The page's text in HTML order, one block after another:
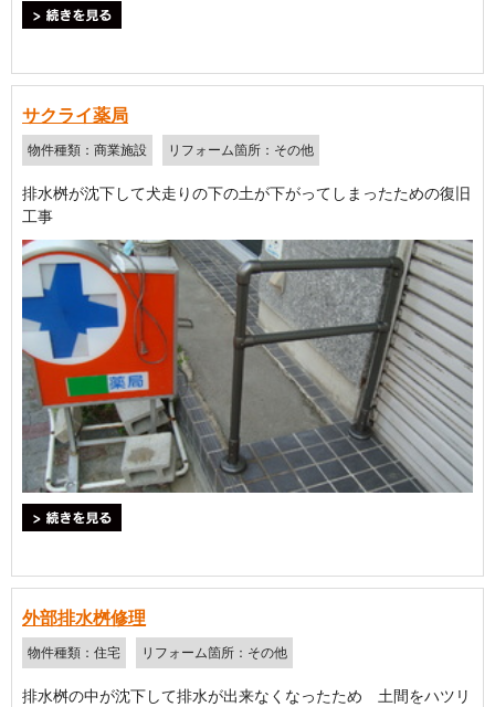
サクライ薬局
物件種類：商業施設 リフォーム箇所：その他
排水桝が沈下して犬走りの下の土が下がってしまったための復旧
工事
外部排水桝修理
物件種類：住宅 リフォーム箇所：その他
排水桝の中が沈下して排水が出来なくなったため 土間をハツリ